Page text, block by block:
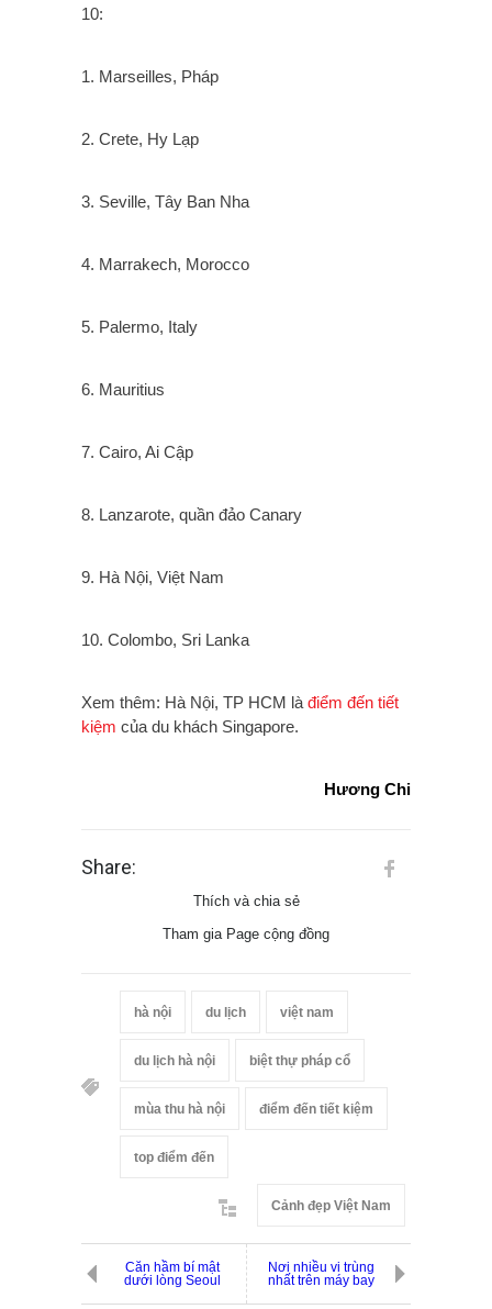
10:
1. Marseilles, Pháp
2. Crete, Hy Lạp
3. Seville, Tây Ban Nha
4. Marrakech, Morocco
5. Palermo, Italy
6. Mauritius
7. Cairo, Ai Cập
8. Lanzarote, quần đảo Canary
9. Hà Nội, Việt Nam
10. Colombo, Sri Lanka
Xem thêm: Hà Nội, TP HCM là điểm đến tiết
kiệm của du khách Singapore.
Hương Chi
Share:
Thích và chia sẻ
Tham gia Page cộng đồng
hà nội du lịch việt nam
du lịch hà nội biệt thự pháp cổ
mùa thu hà nội điểm đến tiết kiệm
top điểm đến
Cảnh đẹp Việt Nam
Căn hầm bí mật
dưới lòng Seoul
Nơi nhiều vi trùng
nhất trên máy bay